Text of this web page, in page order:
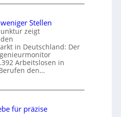
Stellen
zeigt
in Deutschland: Der
Arbeitslosen in
den…
für präzise